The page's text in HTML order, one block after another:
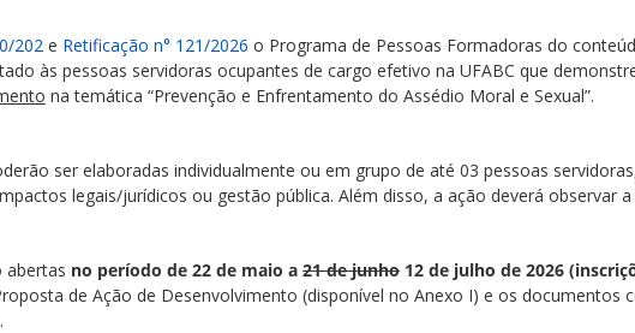
202 e Retificação n° 121/2026 o Programa de Pessoas Formadoras do
às pessoas servidoras ocupantes de cargo efetivo na UFABC que
na temática “Prevenção e Enfrentamento do Assédio Moral e Sexual”.
ser elaboradas individualmente ou em grupo de até 03 pessoas
legais/jurídicos ou gestão pública. Além disso, a ação deverá observar
abertas no período de 22 de maio a 21 de junho 12 de julho de 2026
de Ação de Desenvolvimento (disponível no Anexo I) e os documentos